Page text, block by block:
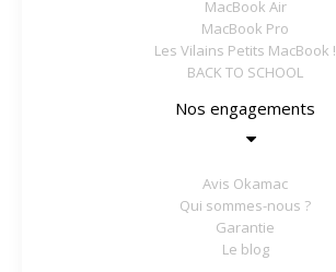
MacBook Air
MacBook Pro
Les Vilains Petits MacBook !
BACK TO SCHOOL
Nos engagements
Avis Okamac
Qui sommes-nous ?
Garantie
Le blog